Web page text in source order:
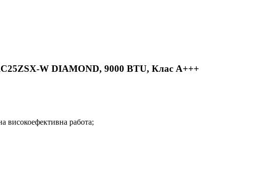
W DIAMOND, 9000 BTU, Клас A+++
високоефективна работа;